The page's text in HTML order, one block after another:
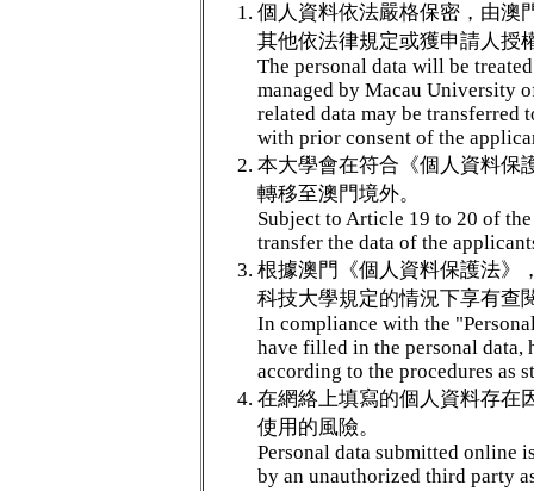
個人資料依法嚴格保密，由澳
其他依法律規定或獲申請人授
The personal data will be
managed by Macau University
related data may be
with prior consent of the
本大學會在符合《個人資料保
轉移至澳門境外。
Subject to Article 19 to 20 of
transfer the data of the
根據澳門《個人資料保護法》
科技大學規定的情況下享有查
In compliance with the
have filled in the personal data,
according to the procedures as
在網絡上填寫的個人資料存在
使用的風險。
Personal data submitted online
by an unauthorized third party